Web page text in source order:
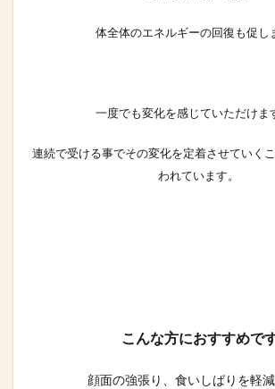
体全体のエネルギーの回復も促し
一度でも変化を感じていただけま
連続で受ける事でその変化を定着させていく
われています。
こんな方におすすめで
顔面の強張り、食いしばりを軽